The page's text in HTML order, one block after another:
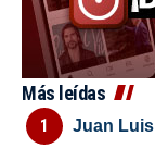
Más leídas
Juan